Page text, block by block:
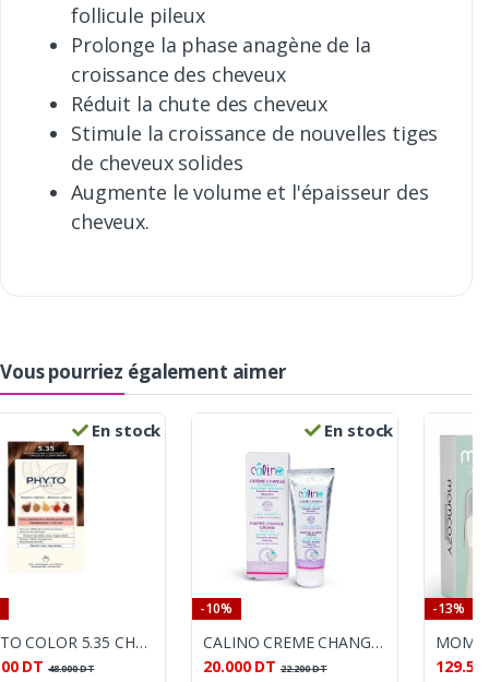
follicule pileux
Prolonge la phase anagène de la
croissance des cheveux
Réduit la chute des cheveux
Stimule la croissance de nouvelles tiges
de cheveux solides
Augmente le volume et l'épaisseur des
cheveux.
Vous pourriez également aimer
En stock
PHYTO COLOR 5.35 CHATAIN CLAIRE CHOCOLAT
DT 48.000DT
En stock
-10%
CALINO CREME CHANGE PEAUX SECHES 75GR
20.000 DT 22.200DT
-13%